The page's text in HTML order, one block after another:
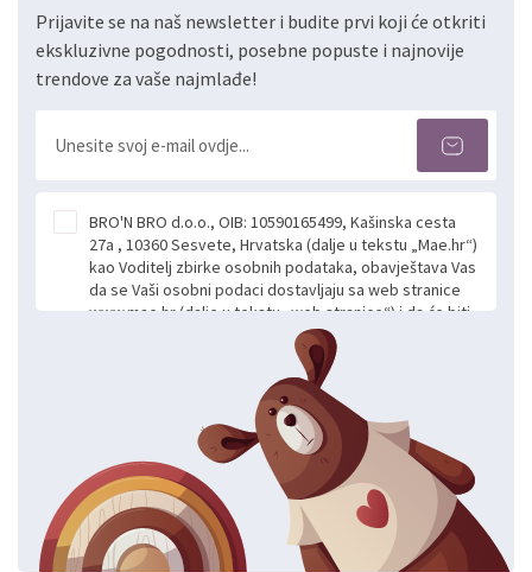
Prijavite se na naš newsletter i budite prvi koji će otkriti
ekskluzivne pogodnosti, posebne popuste i najnovije
trendove za vaše najmlađe!
BRO'N BRO d.o.o., OIB: 10590165499, Kašinska cesta
27a , 10360 Sesvete, Hrvatska (dalje u tekstu „Mae.hr“)
kao Voditelj zbirke osobnih podataka, obavještava Vas
da se Vaši osobni podaci dostavljaju sa web stranice
www.mae.hr (dalje u tekstu „web stranice“) i da će biti
obrađeni. Prihvaćanjem ove Izjave smatra se da
slobodno i izričito dajete privolu za prikupljanje i daljnju
obradu Vaših osobnih podataka koje ustupate Mae.hr
putem ovih web stranica u svrhu odgovora i daljnje
komunikacije na Vaš upit poslan kroz kontakt obrazac.
Radi se o dobrovoljnom davanju podataka te ovu
Izjavu niste dužni prihvatiti odnosno niste dužni unositi
svoje osobne podatke u jednu od prijavnih
formi/obrazaca dostupnih na ovim web stranicama.
BRO'N BRO d.o.o. će s Vašim osobnim podacima
postupati sukladno Općoj uredbi o zaštiti podataka